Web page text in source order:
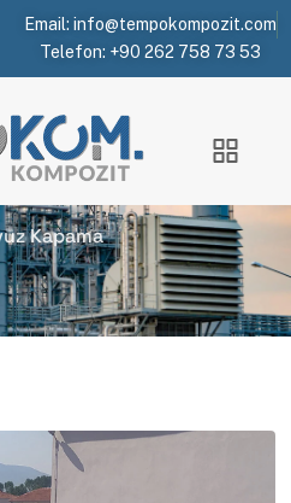
Email: info@tempokompozit.com
Telefon: +90 262 758 73 53
Kapama